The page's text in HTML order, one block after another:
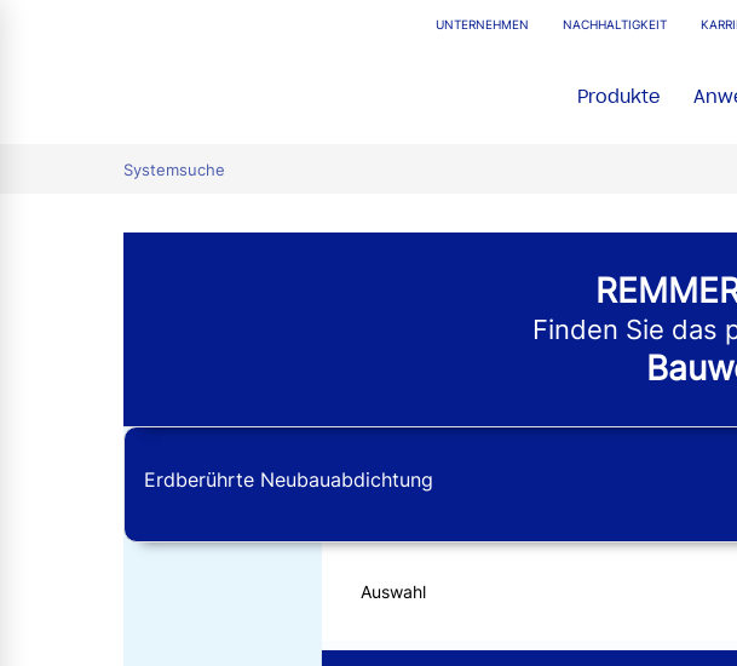
UNTERNEHMEN NACHHALTIGKEIT
Produkte
Systemsuche
Finden Sie das
Erdberührte Neubauabdichtung
Auswahl